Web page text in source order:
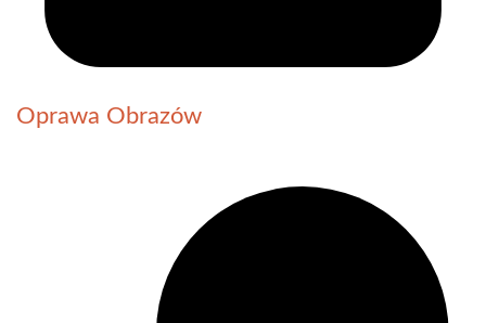
Oprawa Obrazów